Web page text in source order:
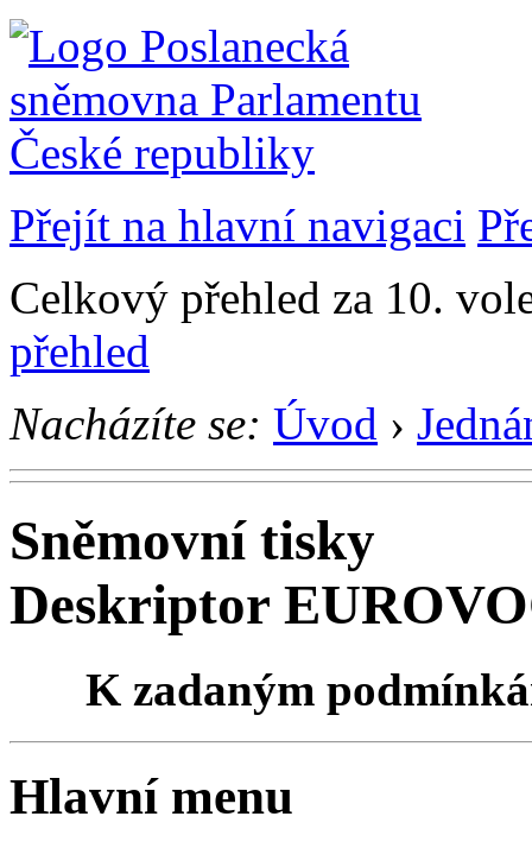
Přejít na hlavní navigaci
Celkový přehled za 10.
přehled
Nacházíte se: Úvod ›
Sněmovní tisky
Deskriptor
K zadaným
Hlavní menu